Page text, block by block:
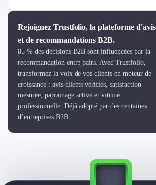
SMS Marketing
Email Marketing
Data Marketing
Logiciel Marketing
Logiciel Commercial
Assurance
Expertise Comptable
Subventions & Aides
Levée de fonds
Droit des Affaires
Externalisation Administrative
Droit Commercial
Rejoignez Trustfolio, la plateforme d'avis
et de recommandations B2B.
85 % des décisions B2B sont influencées par la
recommandation entre pairs. Avec Trustfolio,
transformez la voix de vos clients en moteur de
croissance : avis clients vérifiés, satisfaction
mesurée, parrainage activé et vitrine
professionnelle. Déjà adopté par des centaines
d’entreprises B2B.